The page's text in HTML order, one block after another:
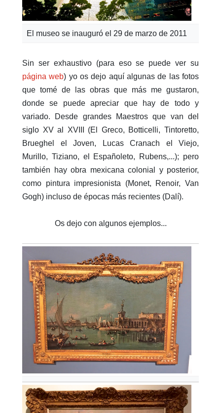
El museo se inauguró el 29 de marzo de 2011
Sin ser exhaustivo (para eso se puede ver su
página web) yo os dejo aquí algunas de las fotos
que tomé de las obras que más me gustaron,
donde se puede apreciar que hay de todo y
variado. Desde grandes Maestros que van del
siglo XV al XVIII (El Greco, Botticelli, Tintoretto,
Brueghel el Joven, Lucas Cranach el Viejo,
Murillo, Tiziano, el Españoleto, Rubens,...); pero
también hay obra mexicana colonial y posterior,
como pintura impresionista (Monet, Renoir, Van
Gogh) incluso de épocas más recientes (Dalí).
Os dejo con algunos ejemplos...